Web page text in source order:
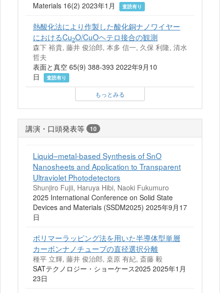
Materials 16(2) 2023年1月
査読有り
熱酸化法により作製した酸化銅ナノワイヤー
におけるCu2O/CuOヘテロ接合の観測
森下 裕貴, 藤井 俊治郎, 本多 信一, 久保 利隆, 清水
哲夫
表面と真空 65(9) 388-393 2022年9月10
日
査読有り
もっとみる
講演・口頭発表等 10
Liquid–metal-based Synthesis of SnO
Nanosheets and Application to Transparent
Ultraviolet Photodetectors
Shunjiro Fujii, Haruya Hibi, Naoki Fukumuro
2025 International Conference on Solid State
Devices and Materials (SSDM2025) 2025年9月17
日
ポリマーラッピング法を用いた半導体型単層
カーボンナノチューブの直径選択分離
種平 立輝, 藤井 俊治郎, 桒原 有紀, 斎藤 毅
SATテクノロジー・ショーケース2025 2025年1月
23日